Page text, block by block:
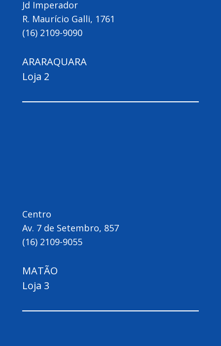
Jd Imperador
R. Maurício Galli, 1761
(16) 2109-9090
ARARAQUARA
Loja 2
Centro
Av. 7 de Setembro, 857
(16) 2109-9055
MATÃO
Loja 3